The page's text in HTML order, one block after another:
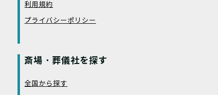
利用規約
プライバシーポリシー
斎場・葬儀社を探す
全国から探す